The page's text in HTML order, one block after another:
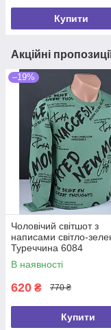
Купити
Акційні
–19%
Чоловічий світшот з
написами світло-
Туреччина 6084
В наявності
620 ₴ 770 ₴
Купити